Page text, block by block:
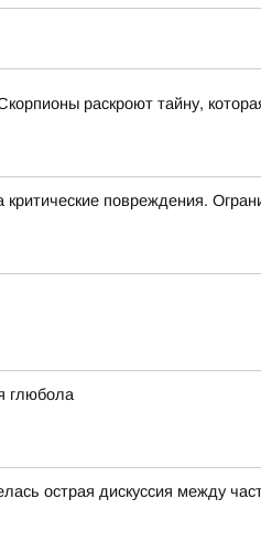
раскроют тайну,
повреждения.
глюбола
острая дискуссия между